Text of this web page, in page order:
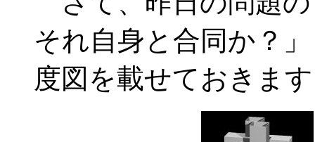
それ自身と合同か？
度図を載せておきま